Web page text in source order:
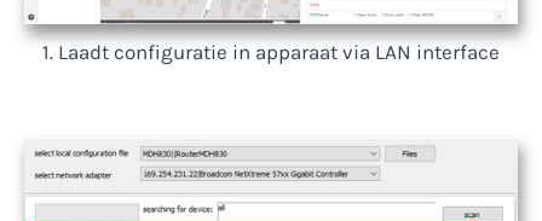
1. Laadt configuratie in apparaat via LAN interface